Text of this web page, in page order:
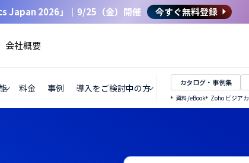
Japan 2026」｜9/25（金）開催 今すぐ無料登録
会社概要
料金 事例 導入をご検討中の方 カタログ・事例集
資料/eBook Zoho ビジアカ